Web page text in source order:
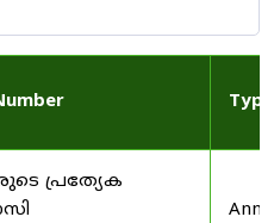
Type
പ്രത്യേക